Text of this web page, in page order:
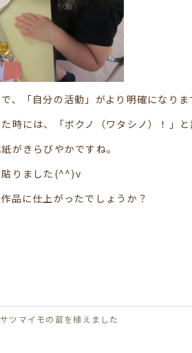
、「自分の活動」がより明確になりま
時には、「ボクノ（ワタシノ）！」
がきらびやかですね。
貼りました(^^)v
品に仕上がったでしょうか？
サツマイモの苗を植えました